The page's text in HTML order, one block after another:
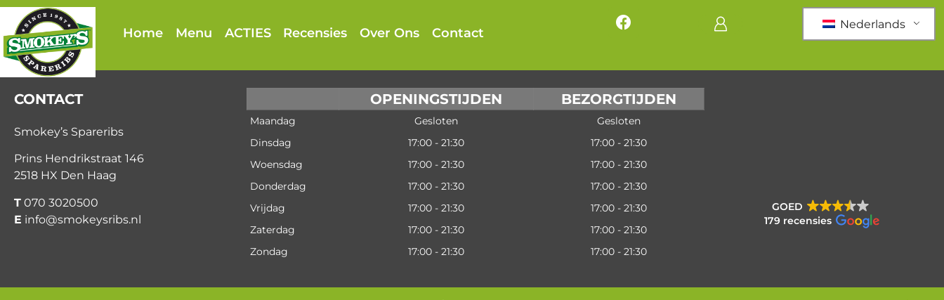
Home Menu ACTIES Recensies Over Ons Contact
Nederlands
CONTACT
Smokey’s Spareribs
Prins Hendrikstraat 146
2518 HX Den Haag
T 070 3020500
E info@smokeysribs.nl
OPENINGSTIJDEN BEZORGTIJDEN
Maandag Gesloten
Gesloten
Dinsdag
17:00 - 21:30
17:00 - 21:30
Woensdag
17:00 - 21:30
17:00 - 21:30
Donderdag
17:00 - 21:30
17:00 - 21:30
Vrijdag
17:00 - 21:30
17:00 - 21:30
Zaterdag
17:00 - 21:30
17:00 - 21:30
Zondag
17:00 - 21:30 17:00 - 21:30
GOED
179 recensies